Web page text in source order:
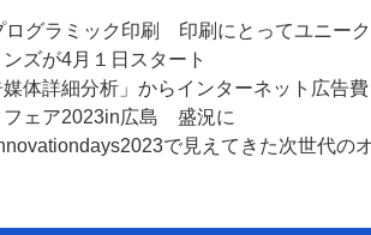
グラミック印刷 印刷にとってユニー
ズが4月１日スタート
詳細分析」からインターネット広告費
ェア2023in広島 盛況に
で見えてきた次世代の